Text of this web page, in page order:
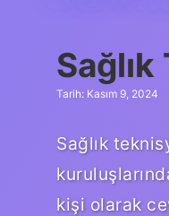
Tarih: Kasım 9, 2024
Sağlık
kişi olarak